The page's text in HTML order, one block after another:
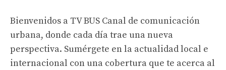
Bienvenidos a TV BUS Canal de comunicación
urbana, donde cada día trae una nueva
perspectiva. Sumérgete en la actualidad local e
internacional con una cobertura que te acerca al